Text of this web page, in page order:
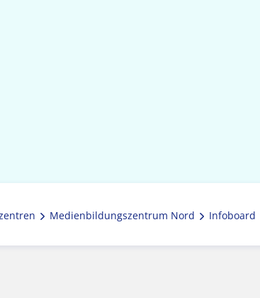
Medienbildungszentrum Nord Infoboard